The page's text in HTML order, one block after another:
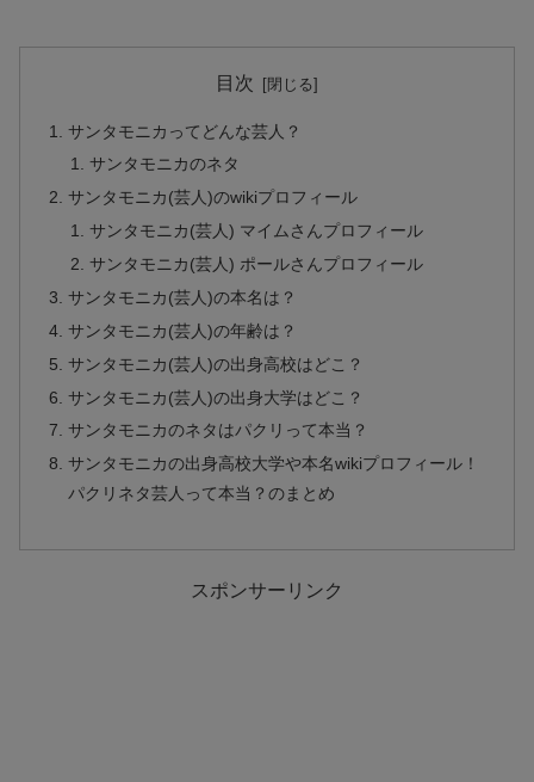
目次
サンタモニカってどんな芸人？
サンタモニカのネタ
サンタモニカ(芸人)のwikiプロフィール
サンタモニカ(芸人) マイムさんプロフィール
サンタモニカ(芸人) ポールさんプロフィール
サンタモニカ(芸人)の本名は？
サンタモニカ(芸人)の年齢は？
サンタモニカ(芸人)の出身高校はどこ？
サンタモニカ(芸人)の出身大学はどこ？
サンタモニカのネタはパクリって本当？
サンタモニカの出身高校大学や本名wikiプロフィール！
パクリネタ芸人って本当？のまとめ
スポンサーリンク